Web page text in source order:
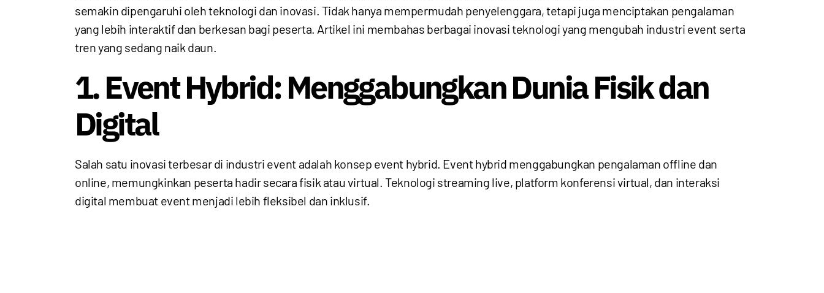
semakin dipengaruhi oleh teknologi dan inovasi. Tidak hanya mempermudah penyelenggara, tetapi juga menciptakan pengalaman
yang lebih interaktif dan berkesan bagi peserta. Artikel ini membahas berbagai inovasi teknologi yang mengubah industri event serta
tren yang sedang naik daun.
1. Event Hybrid: Menggabungkan Dunia Fisik dan
Digital
Salah satu inovasi terbesar di industri event adalah konsep event hybrid. Event hybrid menggabungkan pengalaman offline dan
online, memungkinkan peserta hadir secara fisik atau virtual. Teknologi streaming live, platform konferensi virtual, dan interaksi
digital membuat event menjadi lebih fleksibel dan inklusif.